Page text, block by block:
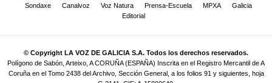
Sondaxe
Canalvoz Voz Natura Prensa-Escuela MPXA
Galicia
Editorial
© Copyright LA VOZ DE GALICIA S.A. Todos los derechos reservados.
Polígono de Sabón, Arteixo, A CORUÑA (ESPAÑA) Inscrita en el Registro Mercantil de A
Coruña en el Tomo 2438 del Archivo, Sección General, a los folios 91 y siguientes, hoja